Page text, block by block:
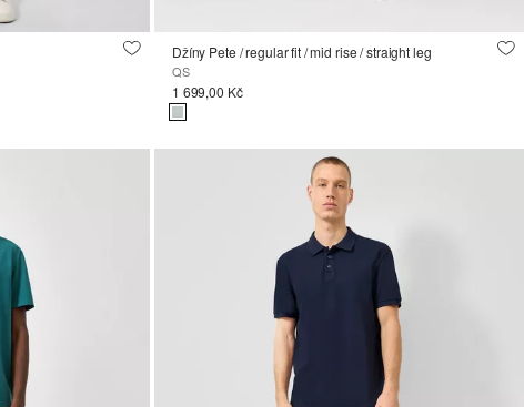
Džíny Pete / regular fit / mid rise / straight leg
QS
1 699,00 Kč